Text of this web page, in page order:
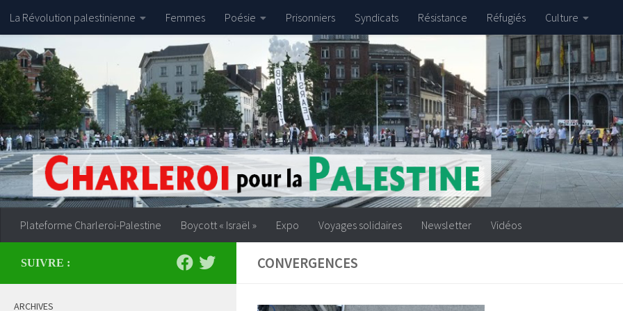
Skip to content
La Révolution palestinienne Femmes Poésie Prisonniers Syndicats Résistance Réfugiés Culture
Plateforme Charleroi-Palestine Boycott « Israël » Expo Voyages solidaires Newsletter Vidéos
CONVERGENCES
SUIVRE :
ARCHIVES